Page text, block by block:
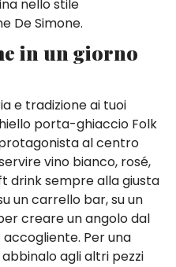
nello stile
De Simone.
in un giorno
e tradizione ai tuoi
porta-ghiaccio Folk
al centro
vino bianco, rosé,
drink sempre alla giusta
un carrello bar, su un
creare un angolo dal
Per una
agli altri pezzi